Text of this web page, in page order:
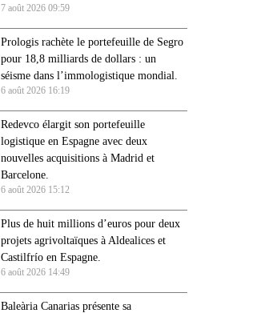
7 août 2026 09:59
Prologis rachète le portefeuille de Segro
pour 18,8 milliards de dollars : un
séisme dans l’immologistique mondial.
6 août 2026 16:19
Redevco élargit son portefeuille
logistique en Espagne avec deux
nouvelles acquisitions à Madrid et
Barcelone.
6 août 2026 15:12
Plus de huit millions d’euros pour deux
projets agrivoltaïques à Aldealices et
Castilfrío en Espagne.
6 août 2026 14:49
Baleària Canarias présente sa